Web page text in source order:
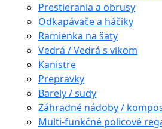
Prestierania a obrusy
Odkapávače a háčiky
Ramienka na šaty
Vedrá / Vedrá s vikom
Kanistre
Prepravky
Barely / sudy
Záhradné nádoby /
Multi-funkčné policové